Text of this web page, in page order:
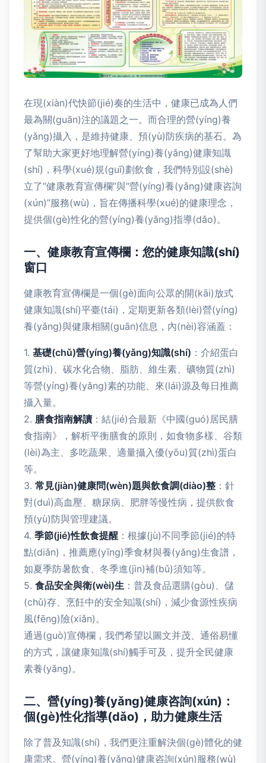
在現(xiàn)代快節(jié)奏的生活中，健康已成為人們
最為關(guān)注的議題之一。而合理的營(yíng)養
(yǎng)攝入，是維持健康、預(yù)防疾病的基石。為
了幫助大家更好地理解營(yíng)養(yǎng)健康知識
(shí)，科學(xué)規(guī)劃飲食，我們特別設(shè)
立了“健康教育宣傳欄”與“營(yíng)養(yǎng)健康咨詢
(xún)”服務(wù)，旨在傳播科學(xué)的健康理念，
提供個(gè)性化的營(yíng)養(yǎng)指導(dǎo)。
一、健康教育宣傳欄：您的健康知識(shí)
窗口
健康教育宣傳欄是一個(gè)面向公眾的開(kāi)放式
健康知識(shí)平臺(tái)，定期更新各類(lèi)營(yíng)
養(yǎng)與健康相關(guān)信息，內(nèi)容涵蓋：
1. 基礎(chǔ)營(yíng)養(yǎng)知識(shí) ：介紹蛋白
質(zhì)、碳水化合物、脂肪、維生素、礦物質(zhì)
等營(yíng)養(yǎng)素的功能、來(lái)源及每日推薦
攝入量。
2. 膳食指南解讀 ：結(jié)合最新《中國(guó)居民膳
食指南》，解析平衡膳食的原則，如食物多樣、谷類
(lèi)為主、多吃蔬果、適量攝入優(yōu)質(zhì)蛋白
等。
3. 常見(jiàn)健康問(wèn)題與飲食調(diào)整 ：針
對(duì)高血壓、糖尿病、肥胖等慢性病，提供飲食
預(yù)防與管理建議。
4. 季節(jié)性飲食提醒 ：根據(jù)不同季節(jié)的特
點(diǎn)，推薦應(yīng)季食材與養(yǎng)生食譜，
如夏季防暑飲食、冬季進(jìn)補(bǔ)須知等。
5. 食品安全與衛(wèi)生 ：普及食品選購(gòu)、儲
(chǔ)存、烹飪中的安全知識(shí)，減少食源性疾病
風(fēng)險(xiǎn)。
通過(guò)宣傳欄，我們希望以圖文并茂、通俗易懂
的方式，讓健康知識(shí)觸手可及，提升全民健康
素養(yǎng)。
二、營(yíng)養(yǎng)健康咨詢(xún)：
個(gè)性化指導(dǎo)，助力健康生活
除了普及知識(shí)，我們更注重解決個(gè)體化的健
康需求。營(yíng)養(yǎng)健康咨詢(xún)服務(wù)